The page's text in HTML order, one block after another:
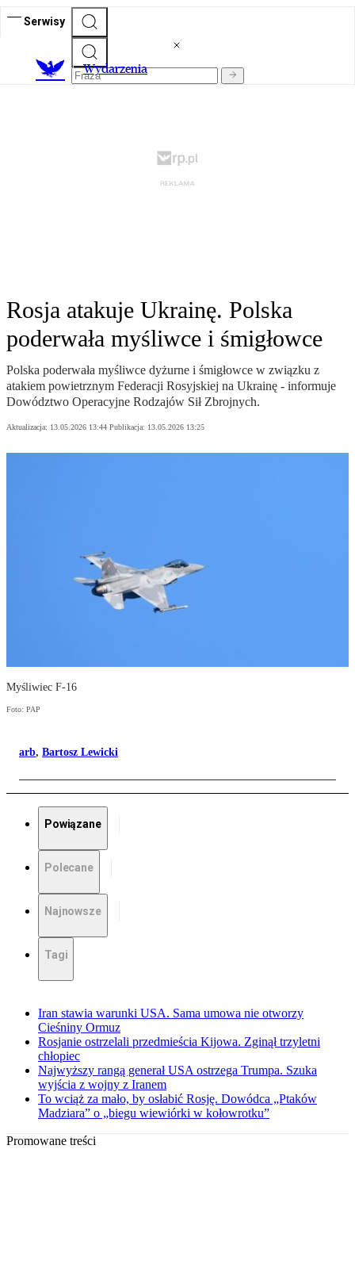
Serwisy
Wydarzenia
Rosja atakuje Ukrainę. Polska
poderwała myśliwce i śmigłowce
Polska poderwała myśliwce dyżurne i śmigłowce w związku z
atakiem powietrznym Federacji Rosyjskiej na Ukrainę - informuje
Dowództwo Operacyjne Rodzajów Sił Zbrojnych.
Aktualizacja: 13.05.2026 13:44 Publikacja: 13.05.2026 13:25
Myśliwiec F-16
Foto: PAP
arb, Bartosz Lewicki
Powiązane
Polecane
Najnowsze
Tagi
Iran stawia warunki USA. Sama umowa nie otworzy
Cieśniny Ormuz
Rosjanie ostrzelali przedmieścia Kijowa. Zginął trzyletni
chłopiec
Najwyższy rangą generał USA ostrzega Trumpa. Szuka
wyjścia z wojny z Iranem
To wciąż za mało, by osłabić Rosję. Dowódca „Ptaków
Madziara” o „biegu wiewiórki w kołowrotku”
Promowane treści